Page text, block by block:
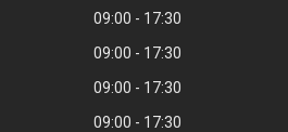
09:00
17:30
09:00
17:30
09:00
17:30
09:00
17:30